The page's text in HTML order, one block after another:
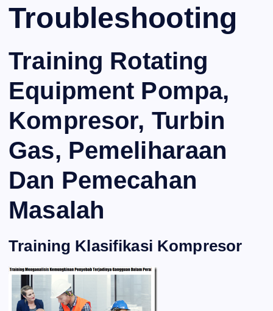
Troubleshooting
Training Rotating
Equipment Pompa,
Kompresor, Turbin
Gas, Pemeliharaan
Dan Pemecahan
Masalah
Training Klasifikasi Kompresor